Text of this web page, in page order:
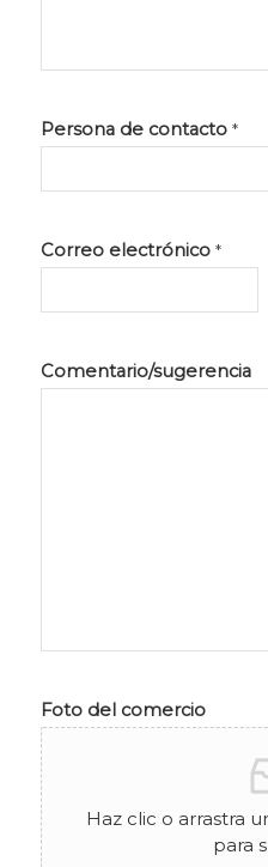
Persona de contacto *
Correo electrónico *
Comentario/sugerencia
Foto del comercio
Haz clic o arrastra
para